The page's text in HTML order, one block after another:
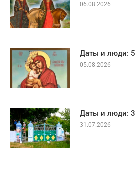
06.08.2026
Даты и люди: 5
05.08.2026
Даты и люди:
31.07.2026